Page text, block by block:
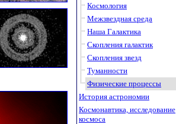
Космология
Межзвездная среда
Наша Галактика
Скопления галактик
Скопления звезд
Туманности
Физические процессы
История астрономии
Космонавтика, исследование
космоса